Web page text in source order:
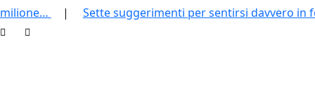
Sette suggerimenti per sentirsi davvero in ferie